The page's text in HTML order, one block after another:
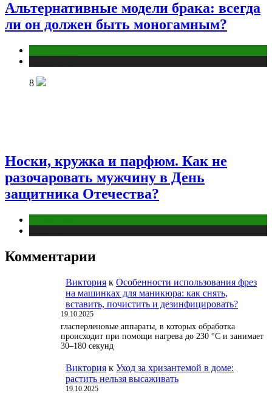
Альтернативные модели брака: всегда
ли он должен быть моногамным?
8
Носки, кружка и парфюм. Как не
разочаровать мужчину в День
защитника Отечества?
Комментарии
Виктория к Особенности использования фрез
на машинках для маникюра: как снять,
вставить, почистить и дезинфицировать?
19.10.2025
гласперленовые аппараты, в которых обработка
происходит при помощи нагрева до 230 °С и занимает
30–180 секунд
Виктория к Уход за хризантемой в доме:
растить нельзя высаживать
19.10.2025